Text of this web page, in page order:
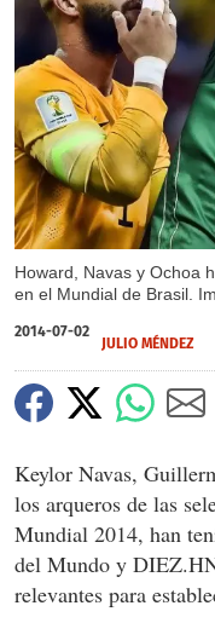
Howard, Navas y Ochoa
en el Mundial de Brasil.
2014-07-02
JULIO MÉNDEZ
Keylor Navas,
los arqueros de las
Mundial 2014, han
del Mundo y
relevantes para